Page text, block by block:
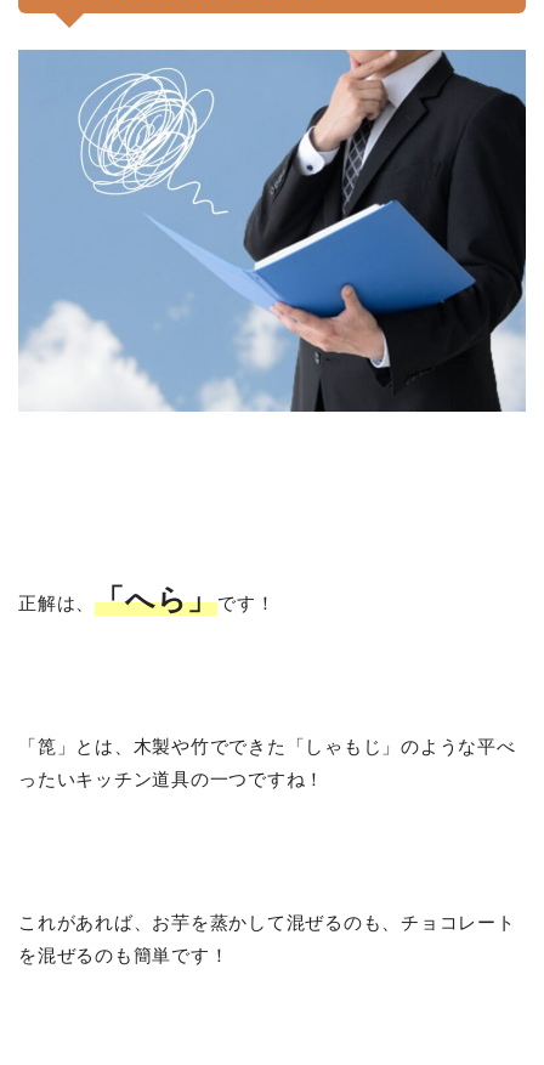
正解は、「へら」です！
「箆」とは、木製や竹でできた「しゃもじ」のような平べ
ったいキッチン道具の一つですね！
これがあれば、お芋を蒸かして混ぜるのも、チョコレート
を混ぜるのも簡単です！